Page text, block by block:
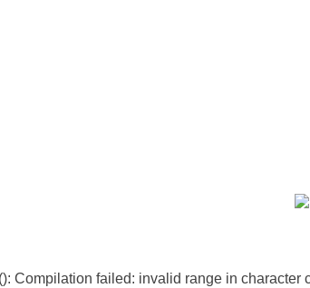
Compilation failed: invalid range in character